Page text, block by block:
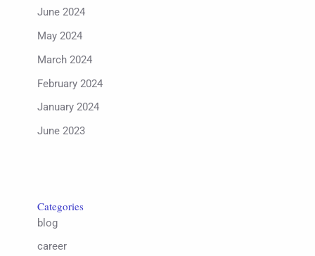
June 2024
May 2024
March 2024
February 2024
January 2024
June 2023
Categories
blog
career